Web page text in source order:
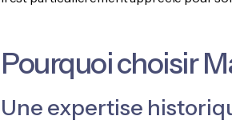
Pourquoi choisir
Une expertise